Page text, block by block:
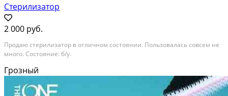
Стерилизатор
2 000 руб.
Продаю стерилизатор в отличном состоянии. Пользовалась совсем не
много. Состояние: б/у.
Грозный